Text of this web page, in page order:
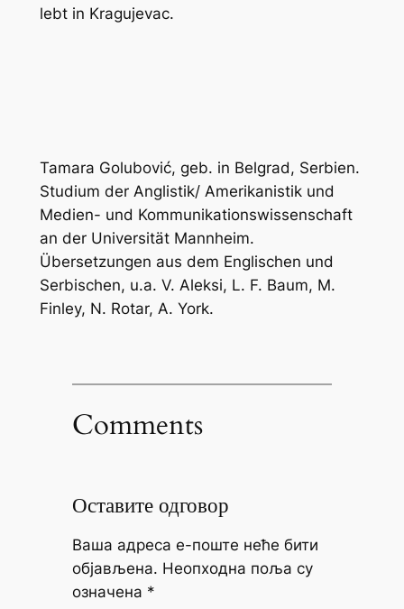
lebt in Kragujevac.
Tamara Golubović, geb. in Belgrad, Serbien.
Studium der Anglistik/ Amerikanistik und
Medien- und Kommunikationswissenschaft
an der Universität Mannheim.
Übersetzungen aus dem Englischen und
Serbischen, u.a. V. Aleksi, L. F. Baum, M.
Finley, N. Rotar, A. York.
Comments
Оставите одговор
Ваша адреса е-поште неће бити
објављена. Неопходна поља су
означена *